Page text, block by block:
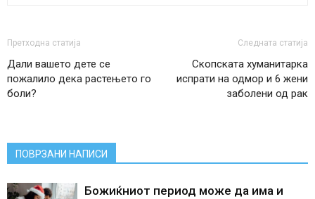
Претходна статија
Дали вашето дете се
пожалило дека растењето го
боли?
Следната статија
Скопската хуманитарка
испрати на одмор и 6 жени
заболени од рак
ПОВРЗАНИ НАПИСИ
Божиќниот период може да има и